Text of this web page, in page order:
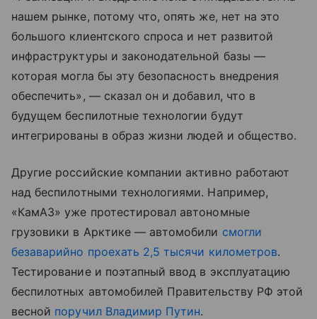
нашем рынке, потому что, опять же, нет на это
большого клиентского спроса и нет развитой
инфраструктуры и законодательной базы —
которая могла бы эту безопасность внедрения
обеспечить», — сказал он и добавил, что в
будущем беспилотные технологии будут
интегрированы в образ жизни людей и общество.
Другие российские компании активно работают
над беспилотными технологиями. Например,
«КамАЗ» уже протестировал автономные
грузовики в Арктике — автомобили смогли
безаварийно проехать 2,5 тысячи километров.
Тестирование и поэтапный ввод в эксплуатацию
беспилотных автомобилей Правительству РФ этой
весной поручил Владимир Путин.